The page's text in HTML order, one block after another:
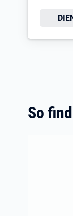
So